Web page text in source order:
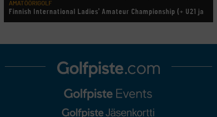
AMATÖÖRIGOLF
Finnish International Ladies' Amateur Championship (+ U21 ja
U18/FJT/Aulanko)
LEGENDS TOUR
U.S. Women's Amateur Championship
English Boys' (U14) Open Amateur Stroke Play Championship
Eeli Krankka, Lionel Mutikainen
Kivitippu Classic Invitational 2026